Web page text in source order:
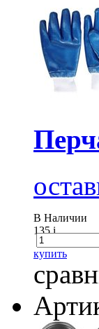
В Наличии
135i
купить